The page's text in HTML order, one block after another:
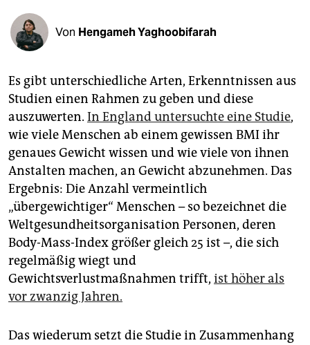
shop
fragen & hilfe
unterstützen
abo
genossenschaft
epaper login
Von Hengameh Yaghoobifarah
Es gibt unterschiedliche Arten, Erkenntnissen aus
Studien einen Rahmen zu geben und diese
auszuwerten. In England untersuchte eine Studie,
wie viele Menschen ab einem gewissen BMI ihr
genaues Gewicht wissen und wie viele von ihnen
Anstalten machen, an Gewicht abzunehmen. Das
Ergebnis: Die Anzahl vermeintlich
„übergewichtiger“ Menschen – so bezeichnet die
Weltgesundheitsorganisation Personen, deren
Body-Mass-Index größer gleich 25 ist –, die sich
regelmäßig wiegt und
Gewichtsverlustmaßnahmen trifft, ist höher als
vor zwanzig Jahren.
Das wiederum setzt die Studie in Zusammenhang